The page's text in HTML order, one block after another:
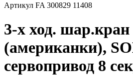
Артикул FA 300829 11408
3-х ход.
(американки),
сервопривод 8